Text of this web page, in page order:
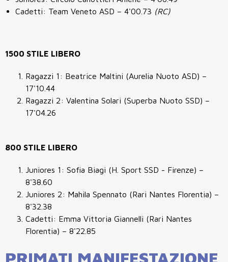
Cadetti: Team Veneto ASD – 4'00.73 (RC)
1500 STILE LIBERO
Ragazzi 1: Beatrice Maltini (Aurelia Nuoto ASD) –
17'10.44
Ragazzi 2: Valentina Solari (Superba Nuoto SSD) –
17'04.26
800 STILE LIBERO
Juniores 1: Sofia Biagi (H. Sport SSD - Firenze) –
8'38.60
Juniores 2: Mahila Spennato (Rari Nantes Florentia) –
8'32.38
Cadetti: Emma Vittoria Giannelli (Rari Nantes
Florentia) – 8'22.85